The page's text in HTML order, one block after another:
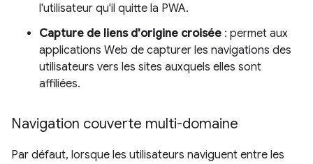
l'utilisateur qu'il quitte la PWA.
Capture de liens d'origine croisée : permet aux
applications Web de capturer les navigations des
utilisateurs vers les sites auxquels elles sont
affiliées.
Navigation couverte multi-domaine
Par défaut, lorsque les utilisateurs naviguent entre les